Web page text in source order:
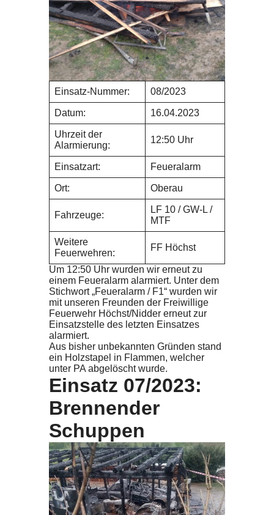
Einsatz-Nummer: 08/2023
Datum: 16.04.2023
Uhrzeit der
Alarmierung:
12:50 Uhr
Einsatzart: Feueralarm
Ort: Oberau
Fahrzeuge:
LF 10 / GW-L /
MTF
Weitere
Feuerwehren:
FF Höchst
Um 12:50 Uhr wurden wir erneut zu
einem Feueralarm alarmiert. Unter dem
Stichwort „Feueralarm / F1“ wurden wir
mit unseren Freunden der Freiwillige
Feuerwehr Höchst/Nidder erneut zur
Einsatzstelle des letzten Einsatzes
alarmiert.
Aus bisher unbekannten Gründen stand
ein Holzstapel in Flammen, welcher
unter PA abgelöscht wurde.
Einsatz 07/2023:
Brennender
Schuppen